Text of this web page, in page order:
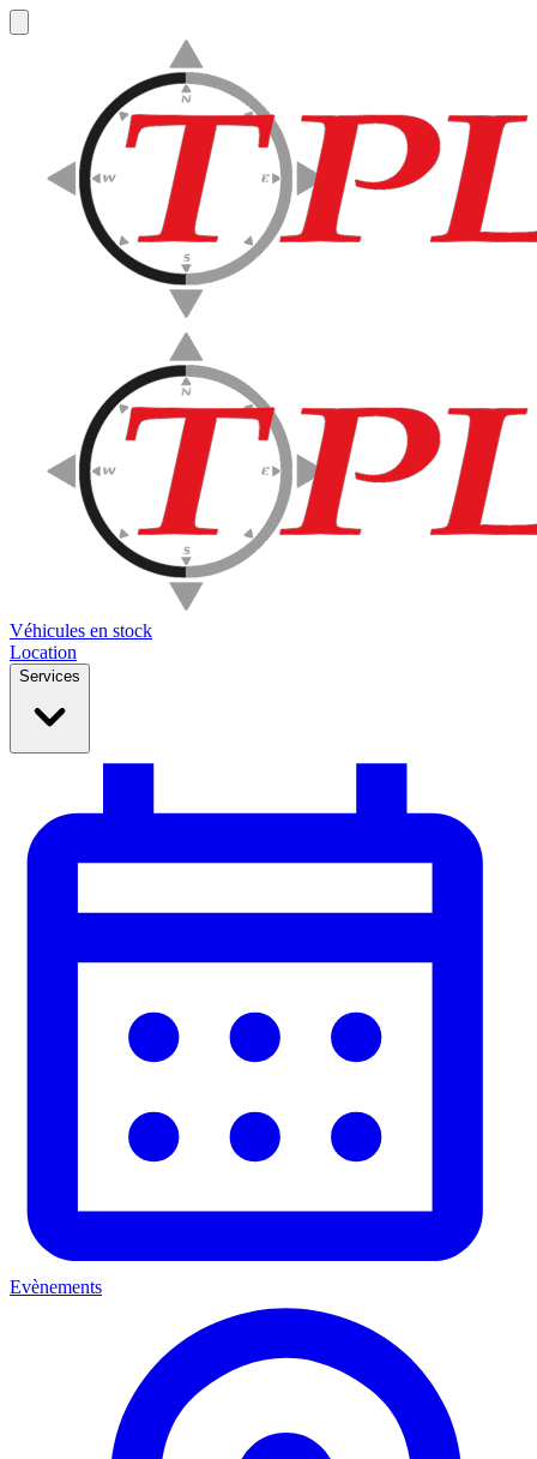
Véhicules en stock
Location
Services
Evènements